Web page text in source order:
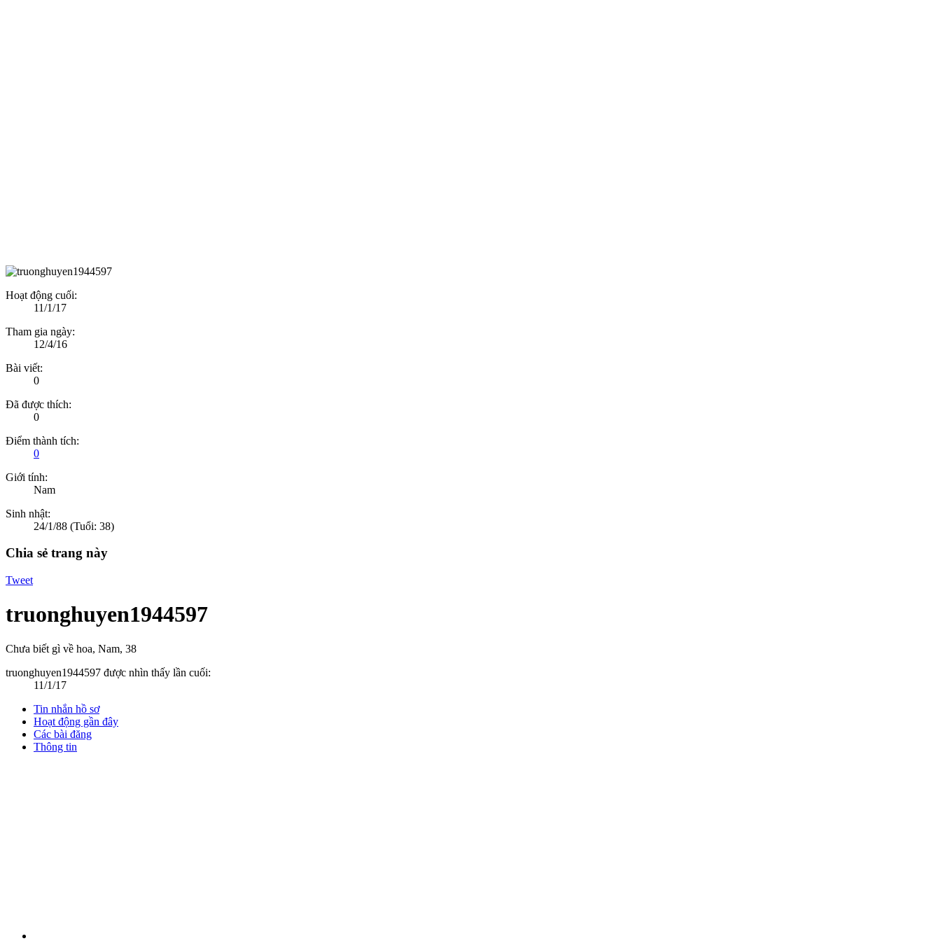
Hoạt động cuối:
11/1/17
Tham gia ngày:
12/4/16
Bài viết:
0
Đã được thích:
0
Điểm thành tích:
0
Giới tính:
Nam
Sinh nhật:
24/1/88 (Tuổi: 38)
Chia sẻ trang này
Tweet
truonghuyen1944597
Chưa biết gì về hoa, Nam, 38
truonghuyen1944597 được nhìn thấy lần cuối:
11/1/17
Tin nhắn hồ sơ
Hoạt động gần đây
Các bài đăng
Thông tin